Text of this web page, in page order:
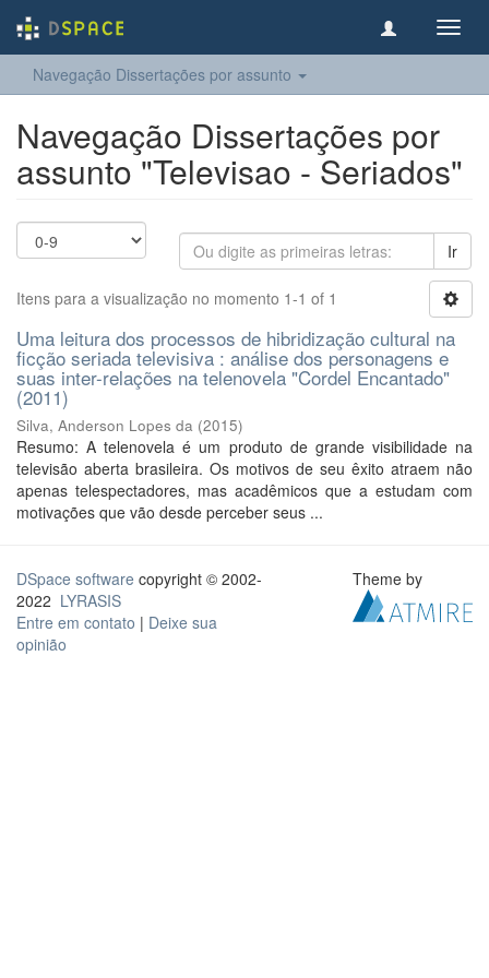
Navegação Dissertações por assunto
Navegação Dissertações por
assunto "Televisao - Seriados"
Ir
Itens para a visualização no momento 1-1 of 1
Uma leitura dos processos de hibridização cultural na
ficção seriada televisiva : análise dos personagens e
suas inter-relações na telenovela "Cordel Encantado"
(2011)
Silva, Anderson Lopes da (2015)
Resumo: A telenovela é um produto de grande visibilidade na
televisão aberta brasileira. Os motivos de seu êxito atraem não
apenas telespectadores, mas acadêmicos que a estudam com
motivações que vão desde perceber seus ...
DSpace software copyright © 2002-
2022 LYRASIS
Entre em contato | Deixe sua
opinião
Theme by